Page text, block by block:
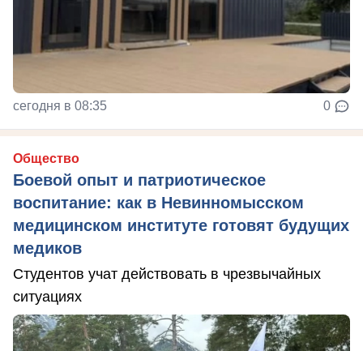
сегодня в 08:35 0
Общество
Боевой опыт и патриотическое
воспитание: как в Невинномысском
медицинском институте готовят будущих
медиков
Студентов учат действовать в чрезвычайных
ситуациях